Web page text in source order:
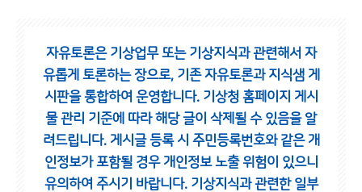
자유토론은 기상업무 또는 기상지식과 관련해서 자
유롭게 토론하는 장으로, 기존 자유토론과 지식샘 게
시판을 통합하여 운영합니다. 기상청 홈페이지 게시
물 관리 기준에 따라 해당 글이 삭제될 수 있음을 알
려드립니다. 게시글 등록 시 주민등록번호와 같은 개
인정보가 포함될 경우 개인정보 노출 위험이 있으니
유의하여 주시기 바랍니다. 기상지식과 관련한 일부